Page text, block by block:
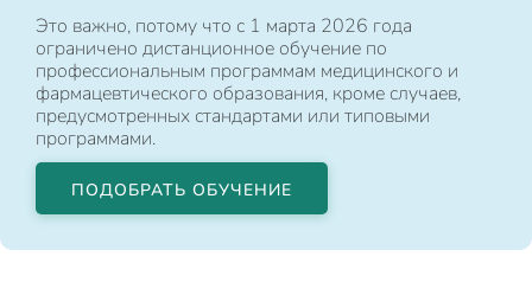
Это важно, потому что с 1 марта 2026 года
ограничено дистанционное обучение по
профессиональным программам медицинского и
фармацевтического образования, кроме случаев,
предусмотренных стандартами или типовыми
программами.
ПОДОБРАТЬ ОБУЧЕНИЕ